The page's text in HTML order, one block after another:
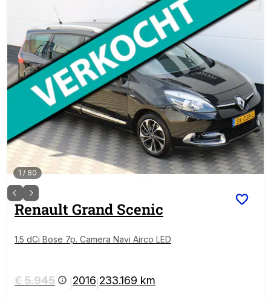
1 / 80
Renault Grand Scenic
1.5 dCi Bose 7p. Camera Navi Airco LED
€ 5.945 2016 233.169 km